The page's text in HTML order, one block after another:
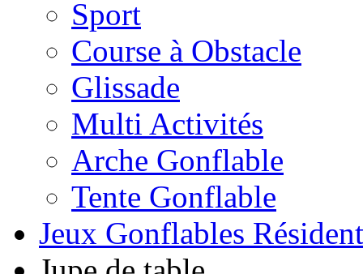
Sport
Course à Obstacle
Glissade
Multi Activités
Arche Gonflable
Tente Gonflable
Jeux Gonflables